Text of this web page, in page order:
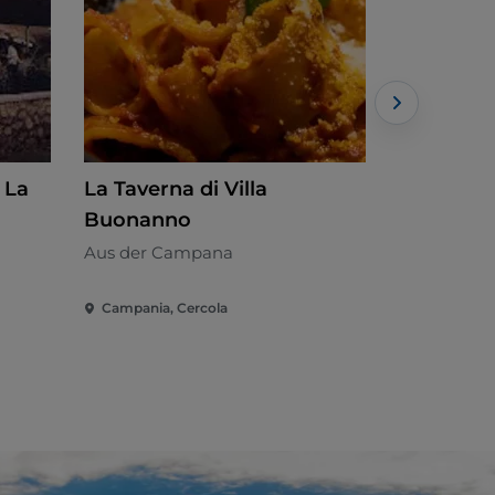
La Taverna di Villa
Buonanno
Aus der Campana
Campania, Cercola